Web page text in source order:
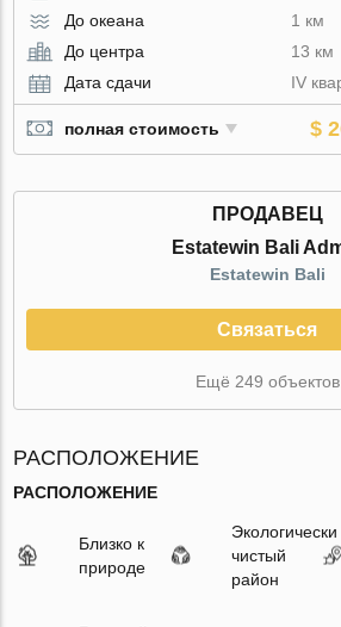
До океана
1 км
До центра
13 км
Дата сдачи
IV
полная стоимость $
ПРОДАВЕЦ
Estatewin Bali
Estatewin Bali
Связаться
Ещё 249 объектов
РАСПОЛОЖЕНИЕ
РАСПОЛОЖЕНИЕ
Близко к
природе
Экологически
чистый
район